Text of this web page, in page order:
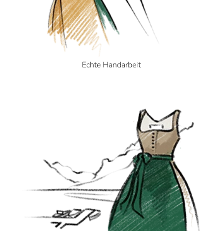
Echte Handarbeit